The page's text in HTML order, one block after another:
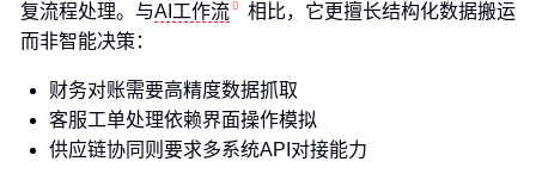
复流程处理。与AI工作流
相比，它更擅长结构化数据搬运
而非智能决策：
财务对账需要高精度数据抓取
客服工单处理依赖界面操作模拟
供应链协同则要求多系统API对接能力